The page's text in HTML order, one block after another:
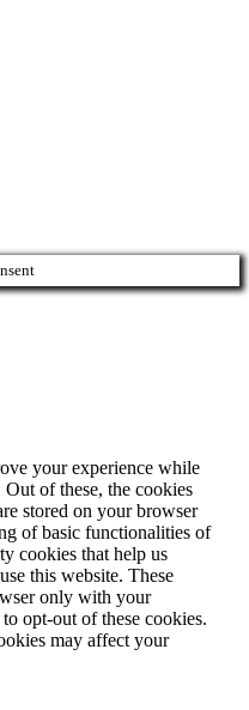
your experience while
of these, the cookies
stored on your browser
of basic functionalities of
cookies that help us
this website. These
only with your
opt-out of these cookies.
may affect your